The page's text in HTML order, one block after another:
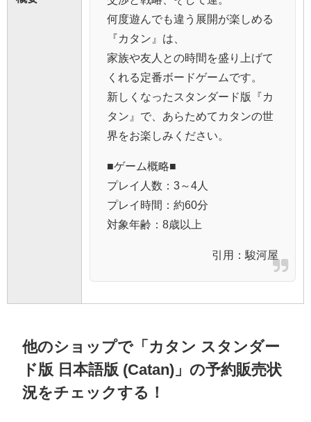
何度遊んでも違う展開が楽しめる
『カタン』は、
家族や友人との時間を盛り上げて
くれる定番ボードゲームです。
新しくなったスタンダード版『カ
タン』で、あらためてカタンの世
界をお楽しみください。
■ゲーム概略■
プレイ人数：3～4人
プレイ時間：約60分
対象年齢：8歳以上
引用： 駿河屋
他のショップで「カタン スタンダー
ド版 日本語版 (Catan)」の予約販売状
況をチェックする！